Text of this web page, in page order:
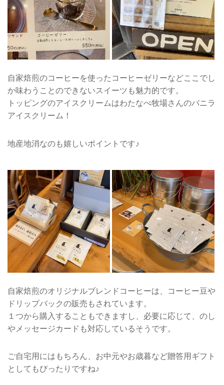
自家焙煎のコーヒーを使ったコーヒーゼリーなどここでし
か味わうことのできないスイーツも魅力的です。
トッピングのアイスクリームはわたなべ牧場さんのバニラ
アイスクリーム！
地産地消なのも嬉しいポイントです♪
自家焙煎のオリジナルブレンドコーヒーは、コーヒー豆や
ドリップバックの販売もされています。
１つから購入することもできますし、必要に応じて、のし
やメッセージカードも対応しているそうです。
ご自宅用にはもちろん、お中元やお歳暮など贈答用ギフト
としてもぴったりですね♪